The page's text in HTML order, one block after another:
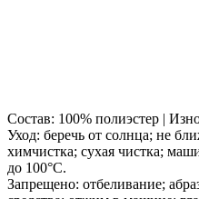
Состав: 100% полиэстер |
Уход: беречь от солнца; не
химчистка; сухая чистка;
до 100°C.
Запрещено: отбеливание;